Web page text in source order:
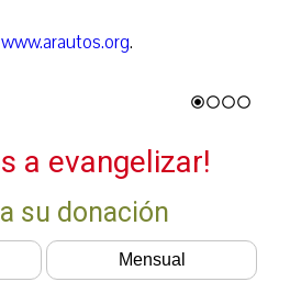
www.arautos.org.